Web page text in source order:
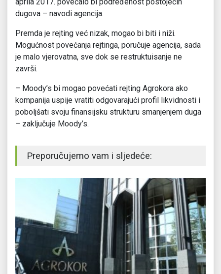
aprila 2017. povećalo bi podređenost postojećih
dugova – navodi agencija.
Premda je rejting već nizak, mogao bi biti i niži.
Mogućnost povećanja rejtinga, poručuje agencija, sada
je malo vjerovatna, sve dok se restruktuisanje ne
završi.
– Moody’s bi mogao povećati rejting Agrokora ako
kompanija uspije vratiti odgovarajući profil likvidnosti i
poboljšati svoju finansijsku strukturu smanjenjem duga
– zaključuje Moody’s.
Preporučujemo vam i sljedeće: